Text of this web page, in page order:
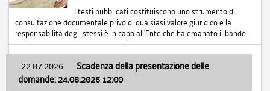
I testi pubblicati costituiscono uno strumento di
consultazione documentale privo di qualsiasi valore giuridico e la
responsabilità degli stessi è in capo all'Ente che ha emanato il bando.
22.07.2026 - Scadenza della presentazione delle
domande: 24.08.2026 12:00